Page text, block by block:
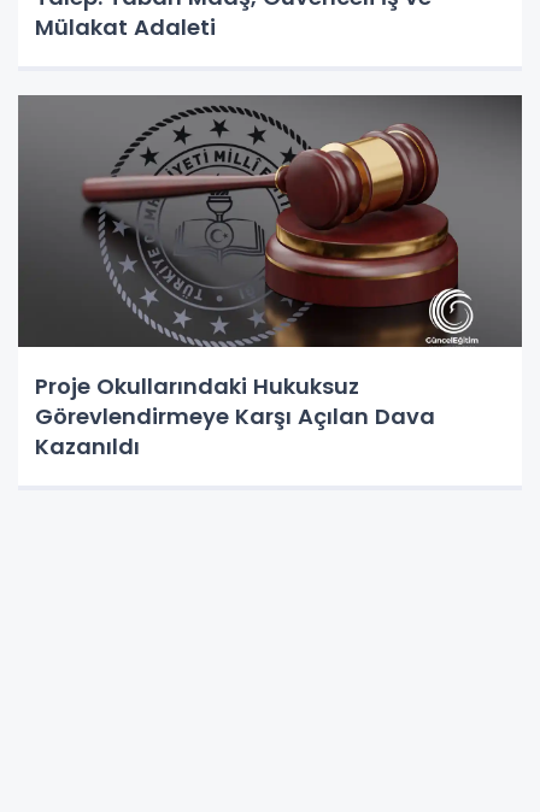
Mülakat Adaleti
Proje Okullarındaki Hukuksuz
Görevlendirmeye Karşı Açılan Dava
Kazanıldı